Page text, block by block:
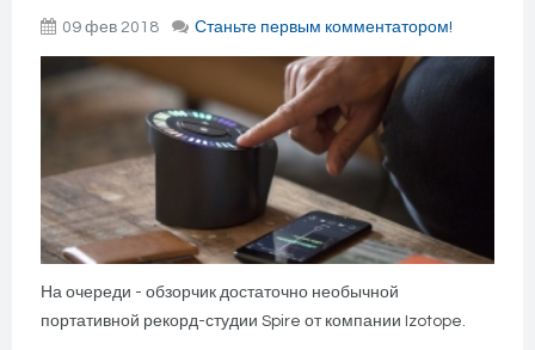
09 фев 2018 Станьте первым комментатором!
На очереди - обзорчик достаточно необычной
портативной рекорд-студии Spire от компании Izotope.